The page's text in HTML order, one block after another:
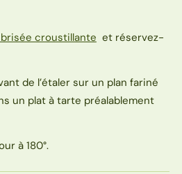
croustillante et réservez-
de l’étaler sur un plan fariné
un plat à tarte préalablement
à 180°.